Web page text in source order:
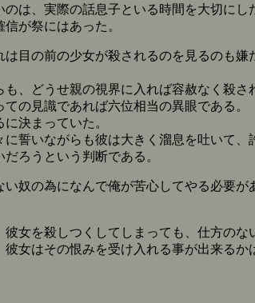
は、実際の話息子といる時間を大切にし
が祭にはあった。
目の前の少女が殺されるのを見るのも嫌
、どうせ親の視界に入れば容赦なく殺さ
の見識であれば六位相当の異眼である。
決まっていた。
誓いながらも彼は大きく溜息を吐いて、
ろうという判断である。
奴の為になんで俺が苦心してやる必要が
女を殺しつくしてしまっても、仕方のな
女はその恨みを受け入れる事が出来る